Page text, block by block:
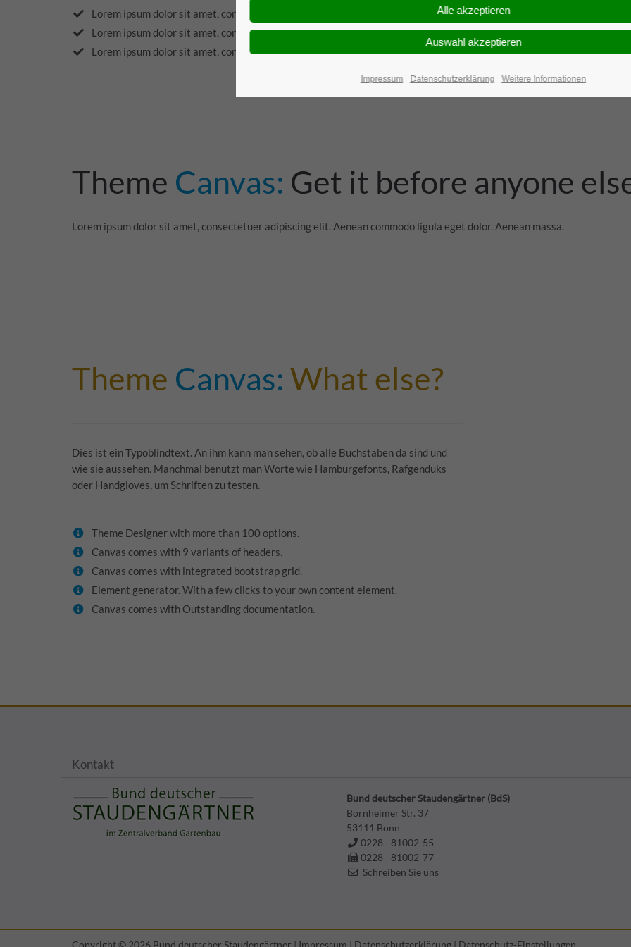
Impressum Datenschutzerklärung Weitere Informationen
Lorem ipsum dolor sit amet, consectetuer adipiscing elit.
Lorem ipsum dolor sit amet, consectetuer adipiscing elit.
Lorem ipsum dolor sit amet, consectetuer adipiscing elit.
Theme Canvas: Get it before anyone
Lorem ipsumdolor sit amet , consectetuer adipiscing elit. Aenean commodo ligula eget dolor. Aenean massa.
Theme Canvas: What else?
Dies ist ein Typoblindtext. An ihm kann man sehen, ob alle Buchstaben da sind und
wie sie aussehen. Manchmal benutzt man Worte wie Hamburgefonts, Rafgenduks
oder Handgloves, um Schriften zu testen.
Theme Designer with more than 100 options.
Canvas comes with 9 variants of headers.
Canvas comes with integrated bootstrap grid.
Element generator. With a few clicks to your own content element.
Canvas comes with Outstanding documentation.
Kontakt
Bund deutscher Staudengärtner (BdS)
Bornheimer Str. 37
53111 Bonn
0228 - 81002-55
0228 - 81002-77
Schreiben Sie uns